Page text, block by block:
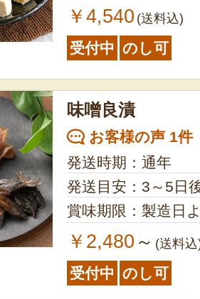
￥4,540 (送料込)
受付中 のし可
味噌良漬
お客様の声 1件
発送時期：通年
発送目安：3～5日
賞味期限：製造日
￥2,480 ～ (送料
受付中 のし可